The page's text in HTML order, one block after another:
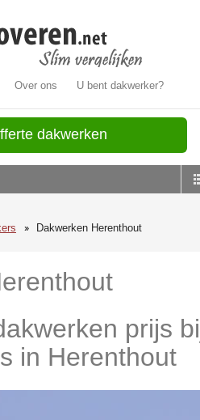
Over ons U bent dakwerker?
dakwerken
Dakwerken Herenthout
prijs
in Herenthout